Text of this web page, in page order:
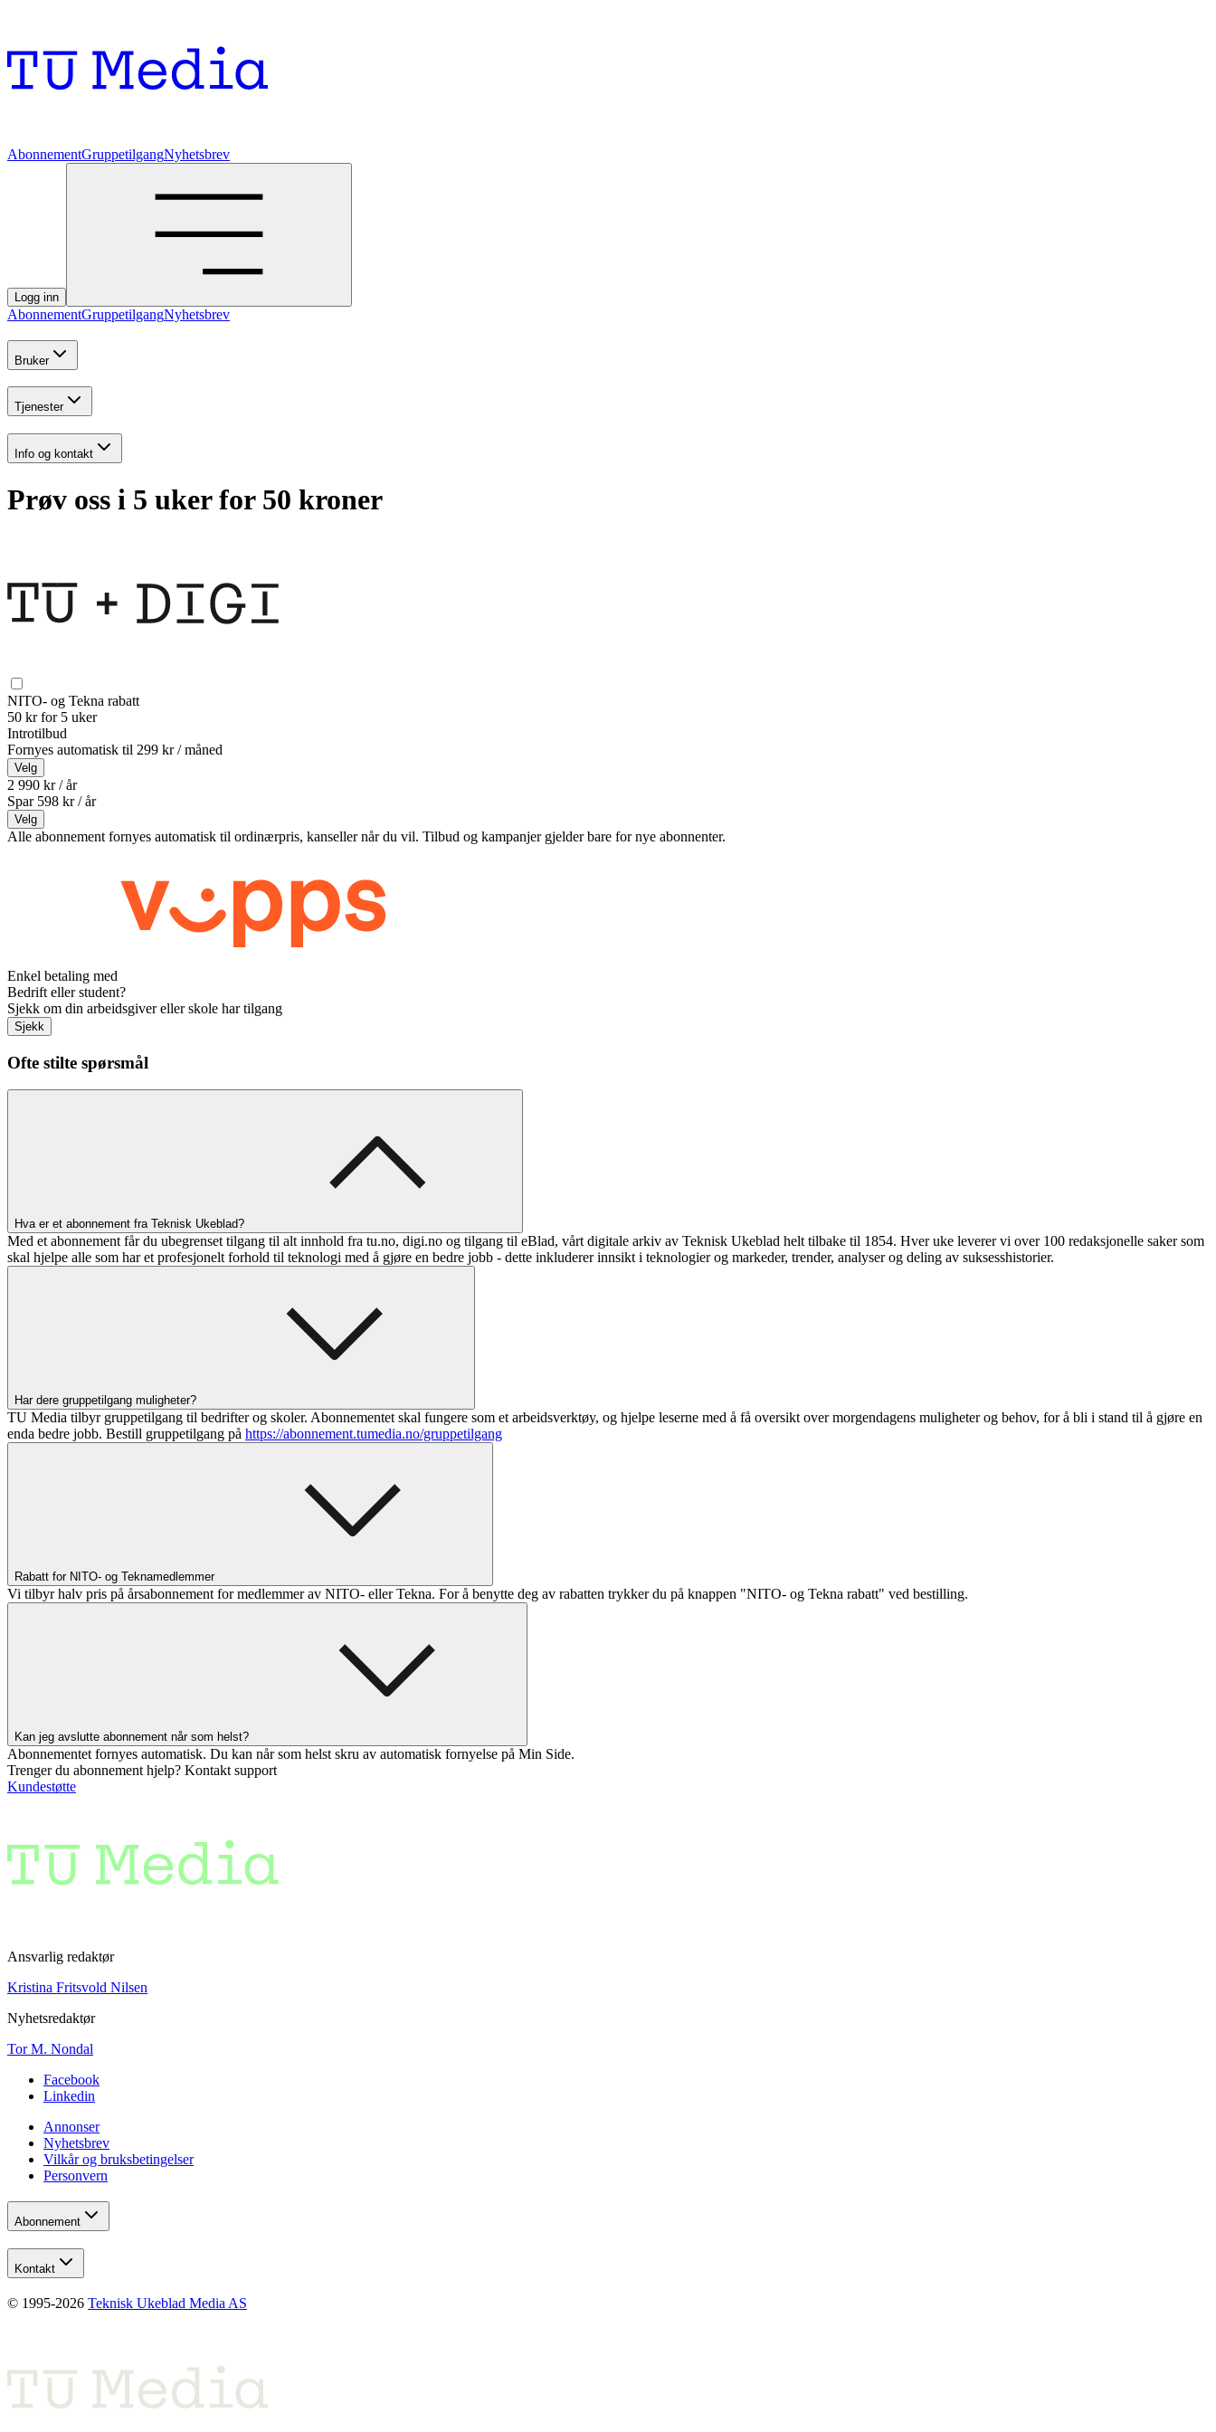
AbonnementGruppetilgangNyhetsbrev
Logg inn
AbonnementGruppetilgangNyhetsbrev
Bruker
Tjenester
Info og kontakt
Prøv oss i 5 uker for 50 kroner
NITO- og Tekna rabatt
50 kr for 5 uker
Introtilbud
Fornyes automatisk til 299 kr / måned
Velg
2 990 kr / år
Spar 598 kr /år
Velg
Alle abonnement fornyes automatisk til ordinærpris, kanseller når du vil. Tilbud og kampanjer gjelder bare for nye abonnenter.
Enkel betaling med
Bedrift eller student?
Sjekk om din arbeidsgiver eller skole har tilgang
Sjekk
Ofte stilte spørsmål
Hva er et abonnement fra Teknisk Ukeblad?
Med et abonnement får du ubegrenset tilgang til alt innhold fra tu.no, digi.no og tilgang til eBlad, vårt digitale arkiv av Teknisk Ukeblad helt tilbake til 1854. Hver uke leverer vi over 100 redaksjonelle saker som
skal hjelpe alle som har et profesjonelt forhold til teknologi med å gjøre en bedre jobb - dette inkluderer innsikt i teknologier og markeder, trender, analyser og deling av suksesshistorier.
Har dere gruppetilgang muligheter?
TU Media tilbyr gruppetilgang til bedrifter og skoler. Abonnementet skal fungere som et arbeidsverktøy, og hjelpe leserne med å få oversikt over morgendagens muligheter og behov, for å bli i stand til å gjøre en
enda bedre jobb. Bestill gruppetilgang på https://abonnement.tumedia.no/gruppetilgang
Rabatt for NITO- og Teknamedlemmer
Vi tilbyr halv pris på årsabonnement for medlemmer av NITO- eller Tekna. For å benytte deg av rabatten trykker du på knappen "NITO- og Tekna rabatt" ved bestilling.
Kan jeg avslutte abonnement når som helst?
Abonnementet fornyes automatisk. Du kan når som helst skru av automatisk fornyelse på Min Side.
Trenger du abonnement hjelp? Kontakt support
Kundestøtte
Ansvarlig redaktør
Kristina Fritsvold Nilsen
Nyhetsredaktør
Tor M. Nondal
Facebook
Linkedin
Annonser
Nyhetsbrev
Vilkår og bruksbetingelser
Personvern
Abonnement
Kontakt
© 1995-2026 Teknisk Ukeblad Media AS